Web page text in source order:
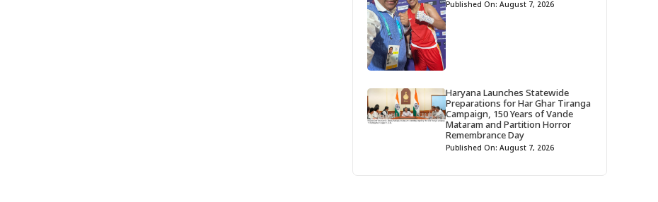
Published On: August 7, 2026
Haryana Launches Statewide
Preparations for Har Ghar Tiranga
Campaign, 150 Years of Vande
Mataram and Partition Horror
Remembrance Day
Published On: August 7, 2026